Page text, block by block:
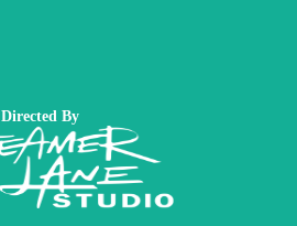
Directed By